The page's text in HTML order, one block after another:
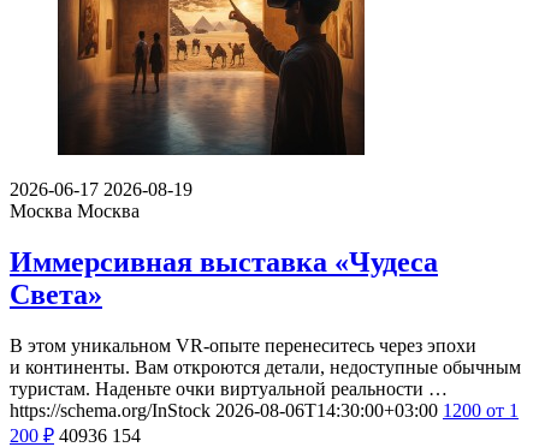
2026-06-17 2026-08-19
Москва Москва
Иммерсивная выставка «Чудеса
Света»
В этом уникальном VR-опыте перенеситесь через эпохи
и континенты. Вам откроются детали, недоступные обычным
туристам. Наденьте очки виртуальной реальности …
https://schema.org/InStock 2026-08-06T14:30:00+03:00 1200 от 1
200 ₽ 40936 154